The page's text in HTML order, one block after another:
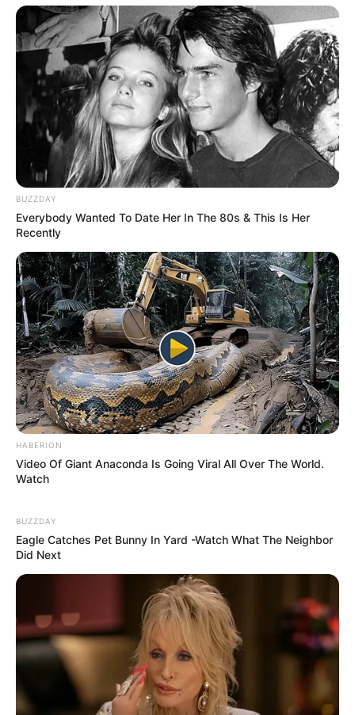
BUZZDAY
Everybody Wanted To Date Her In The 80s & This Is Her
Recently
HABERION
Video Of Giant Anaconda Is Going Viral All Over The World.
Watch
BUZZDAY
Eagle Catches Pet Bunny In Yard -Watch What The Neighbor
Did Next